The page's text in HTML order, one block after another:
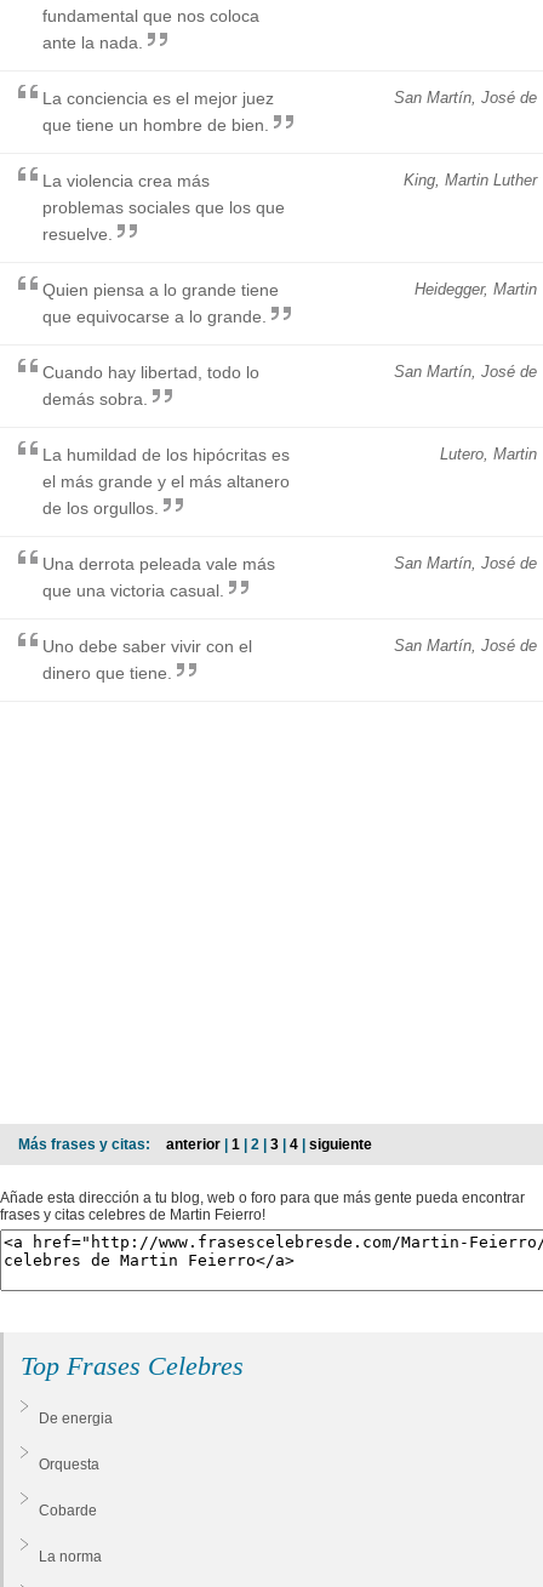
fundamental que nos coloca
ante la nada.
San Martín, José de
La conciencia es el mejor juez
que tiene un hombre de bien.
King, Martin Luther
La violencia crea más
problemas sociales que los que
resuelve.
Heidegger, Martin
Quien piensa a lo grande tiene
que equivocarse a lo grande.
San Martín, José de
Cuando hay libertad, todo lo
demás sobra.
Lutero, Martin
La humildad de los hipócritas es
el más grande y el más altanero
de los orgullos.
San Martín, José de
Una derrota peleada vale más
que una victoria casual.
San Martín, José de
Uno debe saber vivir con el
dinero que tiene.
Más frases y citas: anterior | 1 | 2 | 3 | 4 | siguiente
Añade esta dirección a tu blog, web o foro para que más gente pueda encontrar
frases y citas celebres de Martin Feierro!
Top Frases Celebres
De energia
Orquesta
Cobarde
La norma